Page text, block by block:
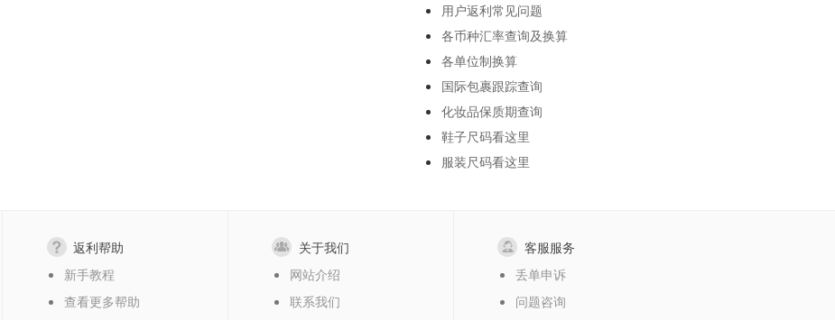
用户返利常见问题
各币种汇率查询及换算
各单位制换算
国际包裹跟踪查询
化妆品保质期查询
鞋子尺码看这里
服装尺码看这里
返利帮助
新手教程
查看更多帮助
关于我们
网站介绍
联系我们
客服服务
丢单申诉
问题咨询